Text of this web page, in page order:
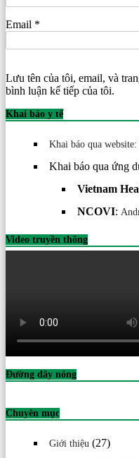
Email *
Lưu tên của tôi, email, và
bình luận kế tiếp của tôi.
Khai báo y tế
Khai báo qua website:
Khai báo qua ứng
Vietnam
NCOVI:
Video truyền thông
Đường dây nóng
Chuyên mục
Giới thiệu (27)